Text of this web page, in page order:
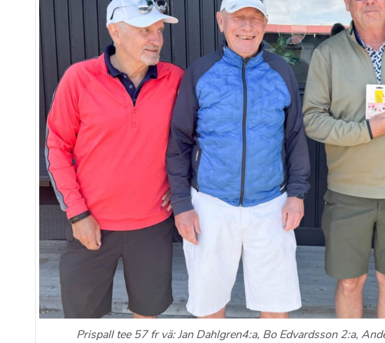
Prispall tee 57 fr vä: Jan Dahlgren4:a, Bo Edvardsson 2:a,